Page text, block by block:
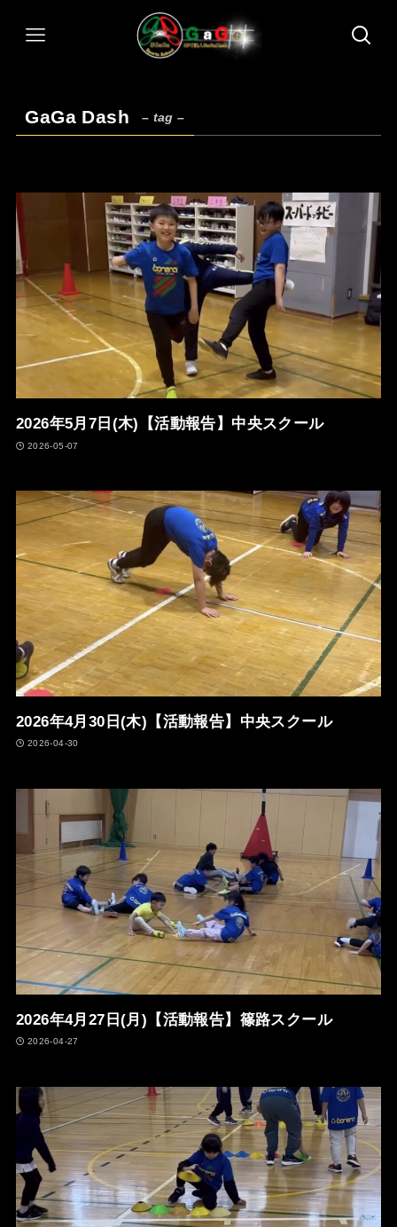
GaGa Dash – tag –
2026年5月7日(木)【活動報告】中央スクール
2026-05-07
2026年4月30日(木)【活動報告】中央スクール
2026-04-30
2026年4月27日(月)【活動報告】篠路スクール
2026-04-27